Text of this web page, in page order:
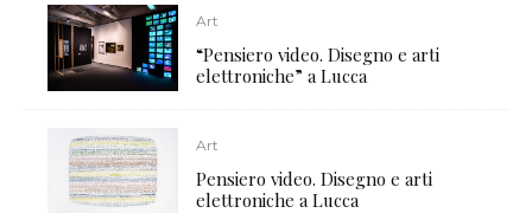
Art
“Pensiero video. Disegno e arti
elettroniche” a Lucca
Art
Pensiero video. Disegno e arti
elettroniche a Lucca